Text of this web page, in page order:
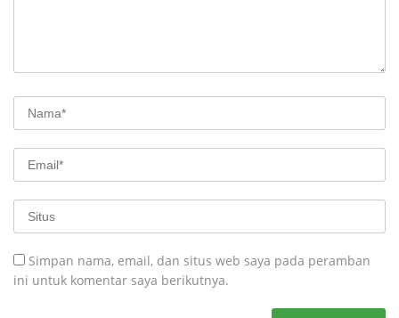
Simpan nama, email, dan situs web saya pada peramban
ini untuk komentar saya berikutnya.